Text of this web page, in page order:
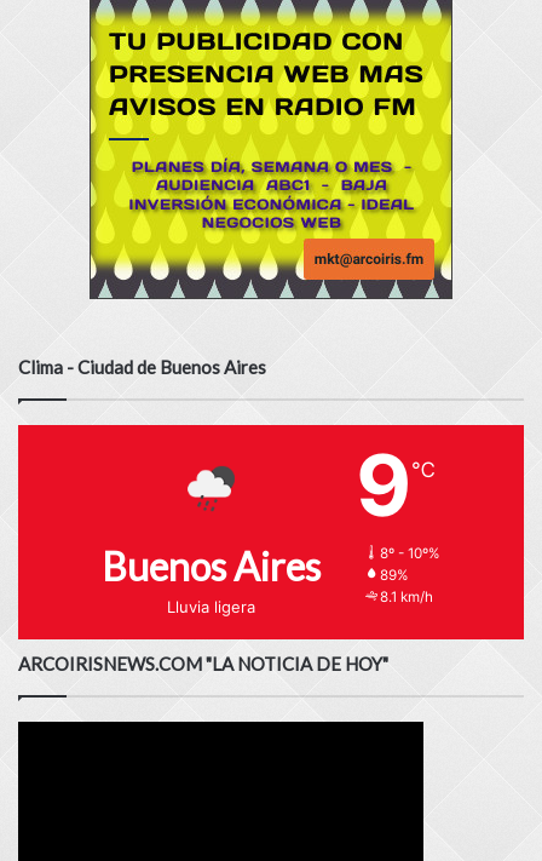
Clima - Ciudad de Buenos Aires
Buenos Aires
Lluvia ligera
9 ℃
8º - 10º%
89%
8.1 km/h
ARCOIRISNEWS.COM "LA NOTICIA DE HOY"